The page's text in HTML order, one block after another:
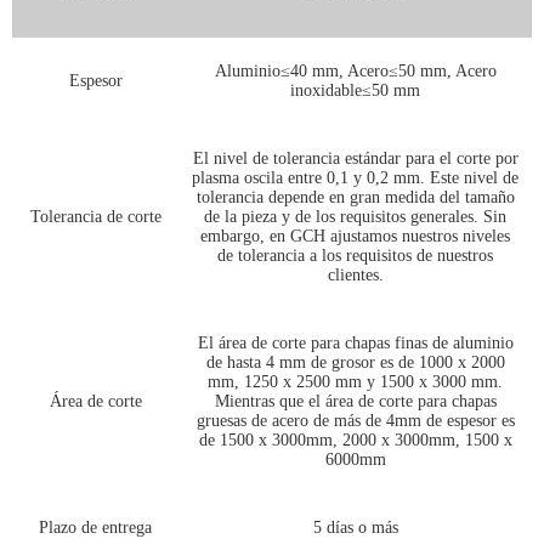
Espesor
Aluminio≤40 mm, Acero≤50 mm, Acero
inoxidable≤50 mm
Tolerancia de corte
El nivel de tolerancia estándar para el corte por
plasma oscila entre 0,1 y 0,2 mm. Este nivel de
tolerancia depende en gran medida del tamaño
de la pieza y de los requisitos generales. Sin
embargo, en GCH ajustamos nuestros niveles
de tolerancia a los requisitos de nuestros
clientes.
Área de corte
El área de corte para chapas finas de aluminio
de hasta 4 mm de grosor es de 1000 x 2000
mm, 1250 x 2500 mm y 1500 x 3000 mm.
Mientras que el área de corte para chapas
gruesas de acero de más de 4mm de espesor es
de 1500 x 3000mm, 2000 x 3000mm, 1500 x
6000mm
Plazo de entrega 5 días o más